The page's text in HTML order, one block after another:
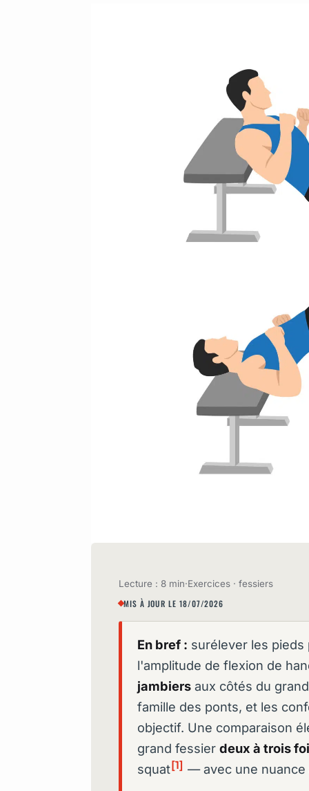
Lecture : 8 min·Exercices · fessiers
MIS À JOUR LE 18/07/2026
En bref : surélever les pieds
l'amplitude de flexion de
jambiers aux côtés du
famille des ponts, et les
objectif. Une comparaison
grand fessier deux à trois
squat[1] — avec une nuance